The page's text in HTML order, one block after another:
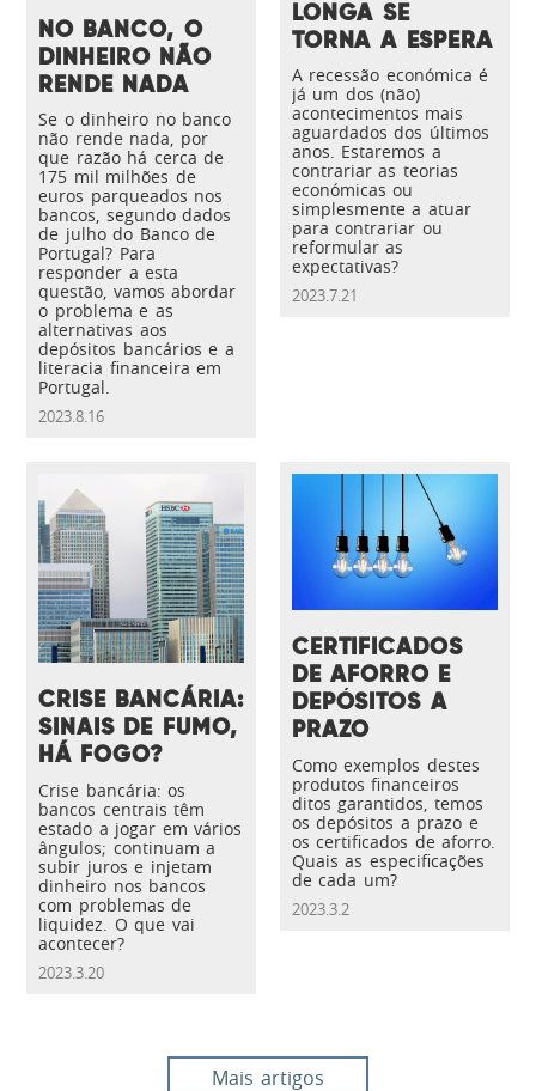
NO BANCO, O
DINHEIRO NÃO
RENDE NADA
Se o dinheiro no banco
não rende nada, por
que razão há cerca de
175 mil milhões de
euros parqueados nos
bancos, segundo dados
de julho do Banco de
Portugal? Para
responder a esta
questão, vamos abordar
o problema e as
alternativas aos
depósitos bancários e a
literacia financeira em
Portugal.
2023.8.16
LONGA SE
TORNA A ESPERA
A recessão económica é
já um dos (não)
acontecimentos mais
aguardados dos últimos
anos. Estaremos a
contrariar as teorias
económicas ou
simplesmente a atuar
para contrariar ou
reformular as
expectativas?
2023.7.21
CRISE BANCÁRIA:
SINAIS DE FUMO,
HÁ FOGO?
Crise bancária: os
bancos centrais têm
estado a jogar em vários
ângulos; continuam a
subir juros e injetam
dinheiro nos bancos
com problemas de
liquidez. O que vai
acontecer?
2023.3.20
CERTIFICADOS
DE AFORRO E
DEPÓSITOS A
PRAZO
Como exemplos destes
produtos financeiros
ditos garantidos, temos
os depósitos a prazo e
os certificados de aforro.
Quais as especificações
de cada um?
2023.3.2
Mais artigos